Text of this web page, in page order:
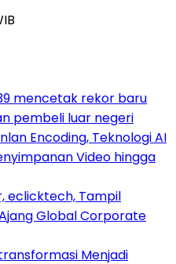
mencetak rekor baru
pembeli luar negeri
Encoding, Teknologi AI
Video hingga
eclicktech, Tampil
Global Corporate
Menjadi